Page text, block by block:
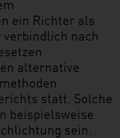
ein Richter als
nach
alternative
statt. Solche
beispielsweise
sein.